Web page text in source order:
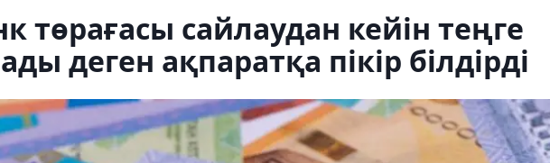
төрағасы сайлаудан кейін теңге
деген ақпаратқа пікір білдірді